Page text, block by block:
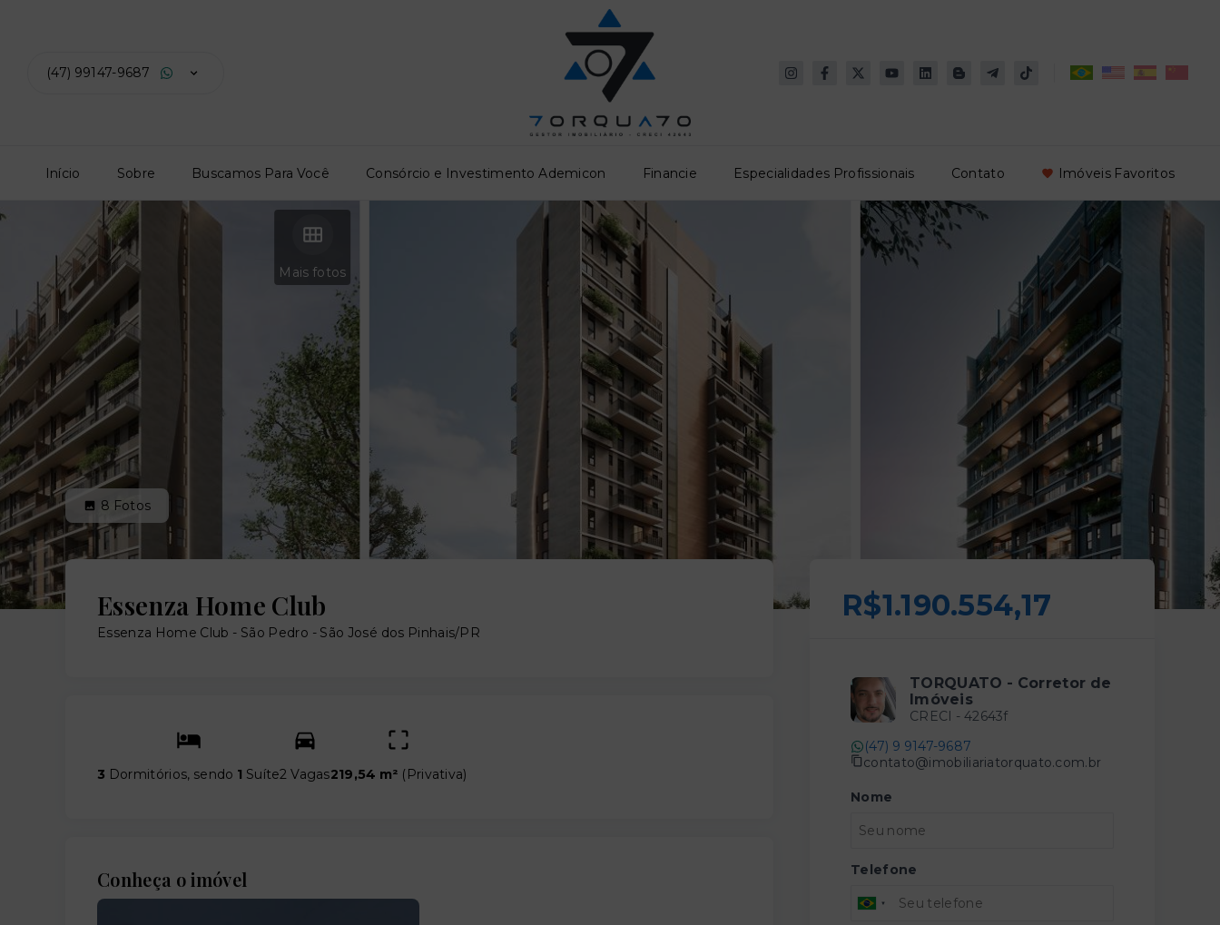
(47) 99147-9687
Início Sobre Buscamos Para Você Consórcio e Investimento Ademicon Financie Especialidades Profissionais Contato Imóveis Favoritos
Mais fotos
8 Fotos
Essenza Home Club
Essenza Home Club - São Pedro - São José dos Pinhais/PR
3 Dormitórios, sendo 1 Suíte2 Vagas219,54 m² ( Privativa)
Conheça o imóvel
R$1.190.554,17
TORQUATO - Corretor de
Imóveis
CRECI - 42643f
(47) 9 9147-9687
contato@imobiliariatorquato.com.br
Nome
Telefone